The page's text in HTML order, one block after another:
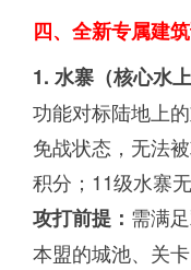
四、全新专属建
1. 水寨（核心水上
功能对标陆地上
免战状态，无法
积分；11级水寨
攻打前提： 需满
本盟的城池、关卡